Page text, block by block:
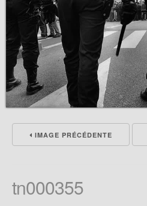
IMAGE PRÉCÉDENTE
tn000355